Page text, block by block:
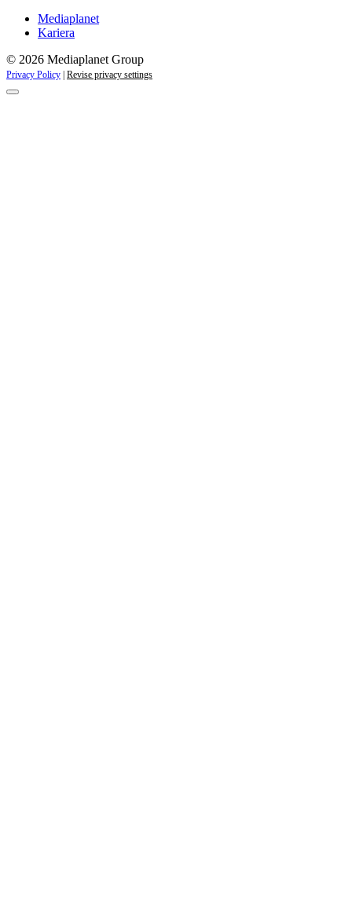
Mediaplanet
Kariera
© 2026 Mediaplanet Group
Privacy Policy Revise privacy settings